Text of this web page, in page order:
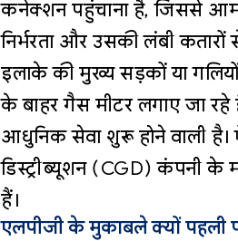
कनेक्शन पहुंचाना है, जिससे आम
निर्भरता और उसकी लंबी
इलाके की मुख्य सड़कों या
के बाहर गैस मीटर लगाए जा
आधुनिक सेवा शुरू होने वाली
डिस्ट्रीब्यूशन (CGD) कंपनी
हैं।
एलपीजी के मुकाबले क्यों पहली